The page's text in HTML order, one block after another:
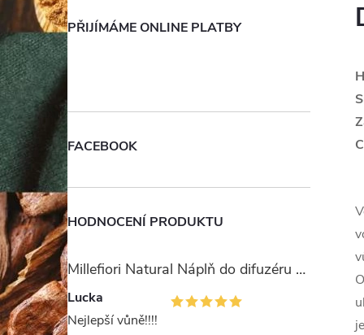
PŘIJÍMÁME ONLINE PLATBY
FACEBOOK
HODNOCENÍ PRODUKTU
Millefiori Natural Náplň do difuzéru 250ml/Ambra & Rosa
Lucka
Nejlepší vůně!!!!